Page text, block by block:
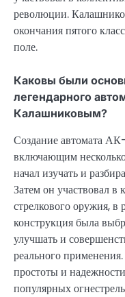
революции.
окончания пятого
поле.
Каковы были
легендарного
Калашниковым?
Создание автомата
включающим
начал изучать и
Затем он участвовал в
стрелкового оружия, в
конструкция была
улучшать и
реального
простоты и
популярных